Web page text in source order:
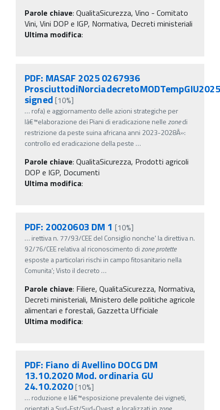
Parole chiave: QualitaSicurezza, Vino - Comitato
Vini, Vini DOP e IGP, Normativa, Decreti ministeriali
Ultima modifica:
PDF: MASAF 2025 0267936
signed [10%]
… rofa) e aggiornamento delle azioni strategiche per
lâ€™elaborazione dei Piani di eradicazione nellezonedi
restrizione da peste suina africana anni 2023-2028Â»:
controllo ed eradicazione della peste …
Parole chiave: QualitaSicurezza, Prodotti agricoli
DOP e IGP, Documenti
Ultima modifica:
PDF: 20020603 DM 1 [10%]
… irettiva n. 77/93/CEE del Consiglio nonche' la direttiva n.
92/76/CEE relativa al riconoscimento dizoneprotette
esposte a particolari rischi in campo fitosanitario nella
Comunita'; Visto il decreto …
Parole chiave: Filiere, QualitaSicurezza, Normativa,
Decreti ministeriali, Ministero delle politiche agricole
alimentari e forestali, Gazzetta Ufficiale
Ultima modifica:
PDF: Fiano di Avellino DOCG DM
13.10.2020 Mod. ordinaria GU
24.10.2020[10%]
… roduzione e lâ€™esposizione prevalente dei vigneti,